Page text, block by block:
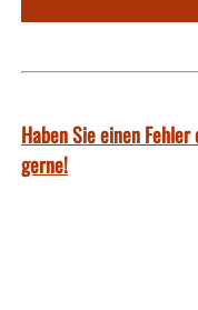
Haben Sie einen
gerne!